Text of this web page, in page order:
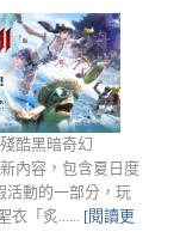
酷黑暗奇幻
內容，包含夏日度
動的一部分，玩
衣「炙...... [閱讀更